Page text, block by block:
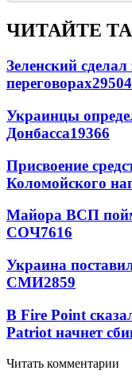
ЧИТАЙТЕ
Зеленский
переговорах29504
Украинцы
Донбасса19366
Присвоение
Коломойского
Майора ВСП
СОЧ7616
Украина
СМИ2859
В Fire Point
Patriot начнет
Читать комментарии